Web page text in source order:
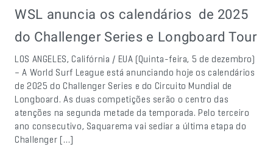
WSL anuncia os calendários de 2025
do Challenger Series e Longboard Tour
LOS ANGELES, Califórnia / EUA (Quinta-feira, 5 de dezembro)
– A World Surf League está anunciando hoje os calendários
de 2025 do Challenger Series e do Circuito Mundial de
Longboard. As duas competições serão o centro das
atenções na segunda metade da temporada. Pelo terceiro
ano consecutivo, Saquarema vai sediar a última etapa do
Challenger […]